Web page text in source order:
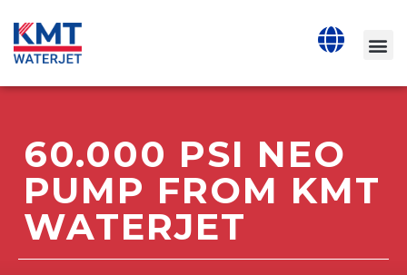
60.000 PSI NEO
PUMP FROM KMT
WATERJET